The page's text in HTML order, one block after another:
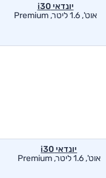
יונדאי i30
אוט', 1.6 ליטר, Premium
יונדאי i30
אוט', 1.6 ליטר, Premium